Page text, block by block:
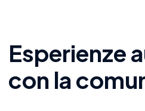
Esperienze
con la